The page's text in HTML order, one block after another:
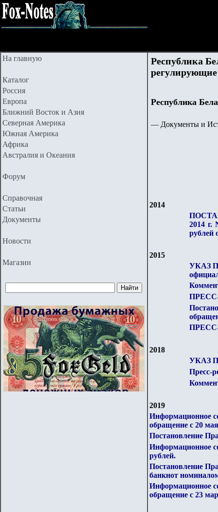
На главную
Каталог
Россия
Европа
Ближний Восток и Азия
Северная Америка
Южная Америка
Африка
Австралия и Океания
Форум
Справочная
Статьи
Документы
Новости
Магазин
Республика
Республика
— Документы и
2014
2014 г.
рублей
2015
УКАЗ
ПРЕСС-
ПРЕСС-
2018
УКАЗ
Пресс-
2019
Информационное
обращение с 20
Постановление
Информационное
рублей.
Постановление
банкнот
Информационное
обращение с 23